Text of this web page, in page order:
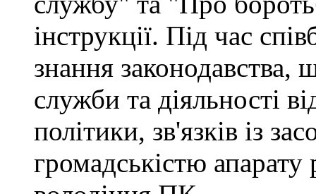
інструкції. Під час
знання законодавства,
служби та діяльності
політики, зв'язків із
громадськістю апарату